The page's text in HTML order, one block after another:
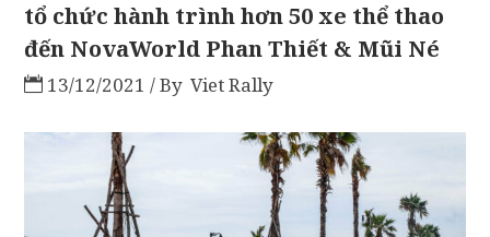
tổ chức hành trình hơn 50 xe thể thao
đến NovaWorld Phan Thiết & Mũi Né
13/12/2021 By Viet Rally